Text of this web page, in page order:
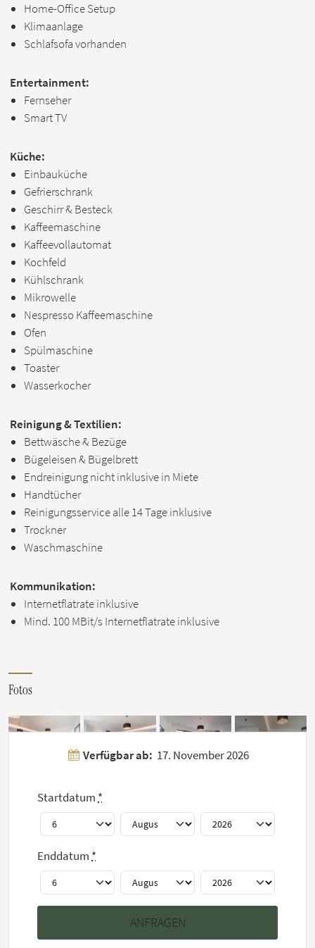
Home-Office Setup
Klimaanlage
Schlafsofa vorhanden
Entertainment:
Fernseher
Smart TV
Küche:
Einbauküche
Gefrierschrank
Geschirr & Besteck
Kaffeemaschine
Kaffeevollautomat
Kochfeld
Kühlschrank
Mikrowelle
Nespresso Kaffeemaschine
Ofen
Spülmaschine
Toaster
Wasserkocher
Reinigung & Textilien:
Bettwäsche & Bezüge
Bügeleisen & Bügelbrett
Endreinigung nicht inklusive in Miete
Handtücher
Reinigungsservice alle 14 Tage inklusive
Trockner
Waschmaschine
Kommunikation:
Internetflatrate inklusive
Mind. 100 MBit/s Internetflatrate inklusive
Fotos
Hausregeln
HINWEIS: Die Mindestmietdauer für diese Wohnung beträgt
1 Monat(e).
Maximal 2 Bewohner erlaubt
Keine Haustiere
Verfügbar ab: 17. November 2026
Startdatum*
Enddatum*